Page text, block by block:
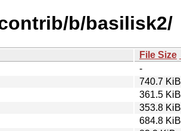
b/basilisk2/
File Size
-
740.7 KiB
361.5 KiB
353.8 KiB
684.8 KiB